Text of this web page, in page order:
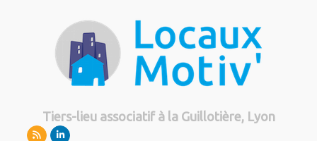
Tiers-lieu associatif à la Guillotière, Lyon